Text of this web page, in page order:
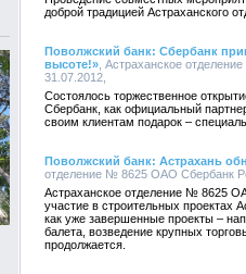
доброй традицией Астраханского
Поволжский банк: Сбербанк
высоте!» , Астраханское
31.07.2012,
Состоялось торжественное
Сбербанк, как официальный
своим клиентам подарок –
Поволжский банк: Астрахань
отделение № 8625 ОАО Сбербанк
Астраханское отделение № 8625
участие в строительных проектах
как уже завершенные проекты –
балета, возведение крупных
продолжается.